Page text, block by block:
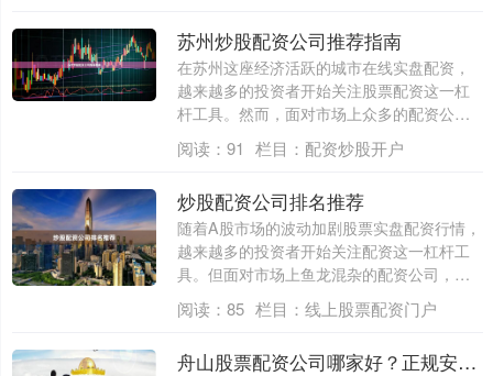
苏州炒股配资公司推荐指南
在苏州这座经济活跃的城市在线实盘配资，
越来越多的投资者开始关注股票配资这一杠
杆工具。然而，面对市场上众多的配资公
司，如何....
阅读： 91 栏目： 配资炒股开户
炒股配资公司排名推荐
随着A股市场的波动加剧股票实盘配资行情，
越来越多的投资者开始关注配资这一杠杆工
具。但面对市场上鱼龙混杂的配资公司，如
何选....
阅读： 85 栏目： 线上股票配资门户
舟山股票配资公司哪家好？正规安全平台推荐